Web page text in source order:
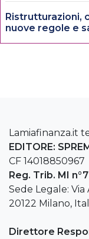
Ristrutturazioni,
nuove regole e
Lamiafinanza.it
EDITORE:
CF 14018850967
Reg. Trib. MI
Sede Legale: Via
20122 Milano,
Direttore